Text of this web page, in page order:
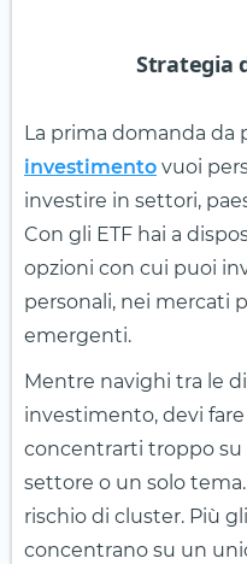
Strategia
La prima domanda da
investimento vuoi
investire in settori,
Con gli ETF hai a
opzioni con cui puoi
personali, nei mercati
emergenti.
Mentre navighi tra le
investimento, devi
concentrarti troppo su
settore o un solo
rischio di cluster. Più
concentrano su un